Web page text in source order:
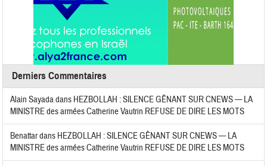
Derniers Commentaires
Alain Sayadadans HEZBOLLAH : SILENCE GÊNANT SUR CNEWS — LA
MINISTRE des armées Catherine Vautrin REFUSE DE DIRE LES MOTS
Benattardans HEZBOLLAH : SILENCE GÊNANT SUR CNEWS — LA
MINISTRE des armées Catherine Vautrin REFUSE DE DIRE LES MOTS